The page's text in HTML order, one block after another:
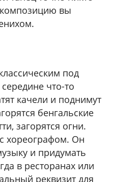
вы
под
что-то
качели и поднимут
бенгальские
загорятся огни.
хореографом. Он
и придумать
в ресторанах или
реквизит для